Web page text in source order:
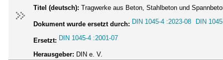
Titel (deutsch): Tragwerke aus Beton, Stahlbeton und
Dokument wurde ersetzt durch: DIN 1045-4 :2023-08 DIN
Ersetzt: DIN 1045-4 :2001-07
Herausgeber: DIN e. V.